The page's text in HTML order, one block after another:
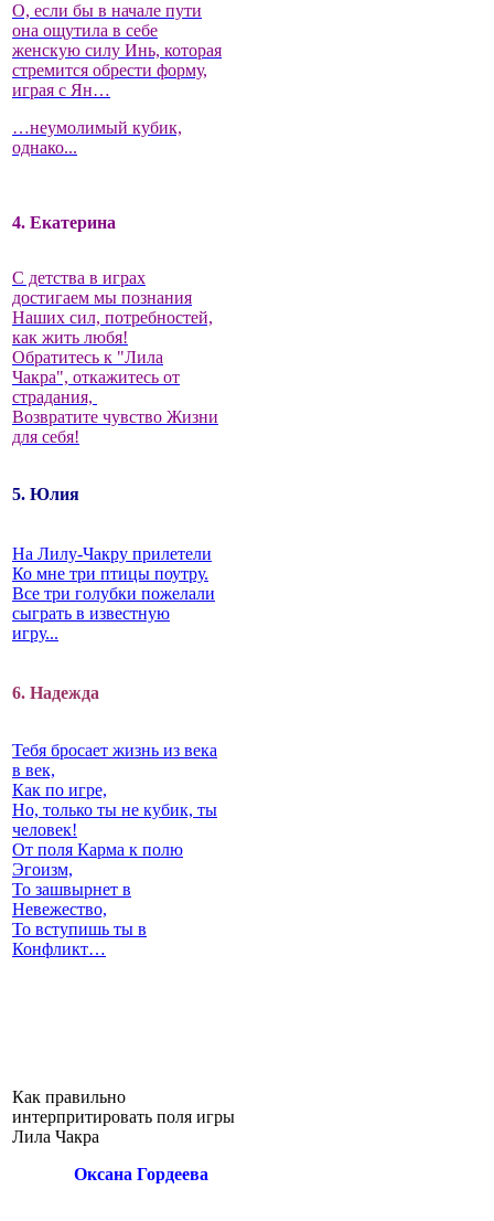
О, если бы в начале пути
она ощутила в себе
женскую силу Инь, которая
стремится обрести форму,
играя с Ян…
…неумолимый кубик,
однако...
4. Екатерина
С детства в играх
достигаем мы познания
Наших сил, потребностей,
как жить любя!
Обратитесь к "Лила
Чакра", откажитесь от
страдания,
Возвратите чувство Жизни
для себя!
5. Юлия
На Лилу-Чакру прилетели
Ко мне три птицы поутру.
Все три голубки пожелали
сыграть в известную
игру...
6. Надежда
Тебя бросает жизнь из века
в век,
Как по игре,
Но, только ты не кубик, ты
человек!
От поля Карма к полю
Эгоизм,
То зашвырнет в
Невежество,
То вступишь ты в
Конфликт…
Как правильно
интерпритировать поля игры
Лила Чакра
Оксана Гордеева